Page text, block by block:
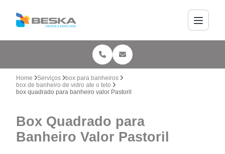
Home Serviços
box para banheiros
box de banheiro de vidro ate o teto
box quadrado para banheiro valor Pastoril
Box Quadrado para
Banheiro Valor Pastoril